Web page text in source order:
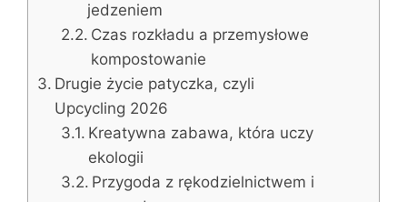
jedzeniem
Czas rozkładu a przemysłowe
kompostowanie
Drugie życie patyczka, czyli
Upcycling 2026
Kreatywna zabawa, która uczy
ekologii
Przygoda z rękodzielnictwem i